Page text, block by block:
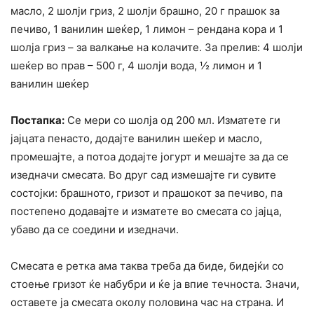
масло, 2 шолји гриз, 2 шолји брашно, 20 г прашок за
печиво, 1 ванилин шеќер, 1 лимон – рендана кора и 1
шолја гриз – за валкање на колачите. За прелив: 4 шолји
шеќер во прав – 500 г, 4 шолји вода, ½ лимон и 1
ванилин шеќер
Постапка: Се мери со шолја од 200 мл. Изматете ги
јајцата пенасто, додајте ванилин шеќер и масло,
промешајте, а потоа додајте јогурт и мешајте за да се
изедначи смесата. Во друг сад измешајте ги сувите
состојки: брашното, гризот и прашокот за печиво, па
постепено додавајте и изматете во смесата со јајца,
убаво да се соедини и изедначи.
Смесата е ретка ама таква треба да биде, бидејќи со
стоење гризот ќе набубри и ќе ја впие течноста. Значи,
оставете ја смесата околу половина час на страна. И